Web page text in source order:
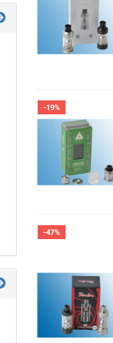
-19%
-47%